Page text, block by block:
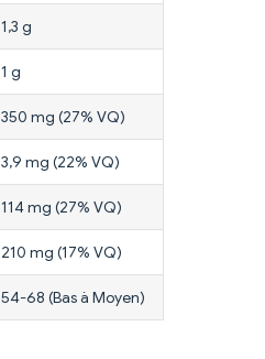
1,3 g
1 g
350 mg (27% VQ)
3,9 mg (22% VQ)
114 mg (27% VQ)
210 mg (17% VQ)
54-68 (Bas à Moyen)